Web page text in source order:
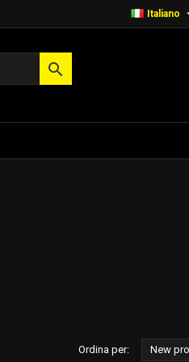
Italiano

Ordina per: New